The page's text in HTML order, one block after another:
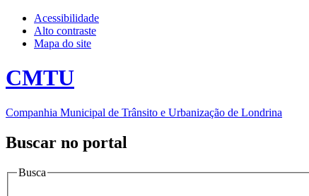
Acessibilidade
Alto contraste
Mapa do site
CMTU
Companhia Municipal de Trânsito e Urbanização de Londrina
Buscar no portal
Busca